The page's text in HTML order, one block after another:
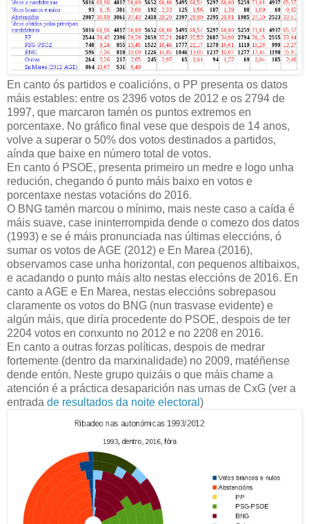
En canto ós partidos e coalicións, o PP presenta os datos
máis estables: entre os 2396 votos de 2012 e os 2794 de
1997, que marcaron tamén os puntos extremos en
porcentaxe. No gráfico final vese que despois de 14 anos,
volve a superar o 50% dos votos destinados a partidos,
aínda que baixe en número total de votos.
En canto ó PSOE, presenta primeiro un medre e logo unha
redución, chegando ó punto máis baixo en votos e
porcentaxe nestas votacións do 2016.
O BNG tamén marcou o mínimo, mais neste caso a caída é
máis suave, case ininterrompida dende o comezo dos datos
(1993) e se é máis pronunciada nas últimas eleccións, ó
sumar os votos de AGE (2012) e En Marea (2016),
observamos case unha horizontal, con pequenos altibaixos,
e acadando o punto máis alto nestas eleccións de 2016. En
canto a AGE e En Marea, nestas eleccións sobrepasou
claramente os votos do BNG (nun trasvase evidente) e
algún máis, que diría procedente do PSOE, despois de ter
2204 votos en conxunto no 2012 e no 2208 en 2016.
En canto a outras forzas políticas, despois de medrar
fortemente (dentro da marxinalidade) no 2009, matéñense
dende entón. Neste grupo quizáis o que máis chame a
atención é a práctica desaparición nas urnas de CxG (ver a
entrada de resultados da noite electoral )